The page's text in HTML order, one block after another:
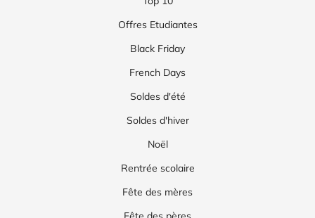
Offres Etudiantes
Black Friday
French Days
Soldes d'été
Soldes d'hiver
Noël
Rentrée scolaire
Fête des mères